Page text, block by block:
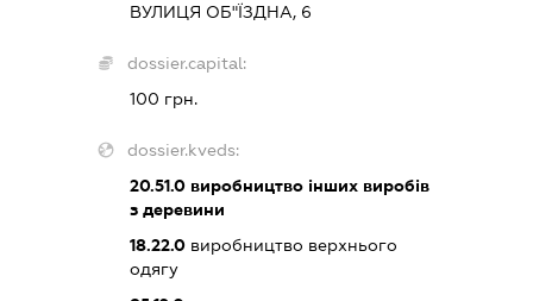
ВУЛИЦЯ ОБ"ЇЗДНА, 6
dossier.capital:
100 грн.
dossier.kveds:
20.51.0 виробництво інших виробів
з деревини
18.22.0 виробництво верхнього
одягу